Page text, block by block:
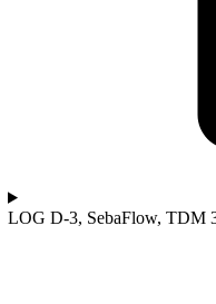
LOG D-3, SebaFlow, TDM